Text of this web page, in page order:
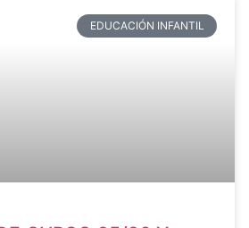
EDUCACIÓN INFANTIL